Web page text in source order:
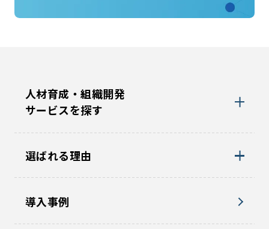
人材育成・組織開発
サービスを探す
選ばれる理由
導入事例